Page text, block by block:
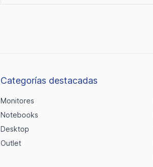
Categorías destacadas
Monitores
Notebooks
Desktop
Outlet